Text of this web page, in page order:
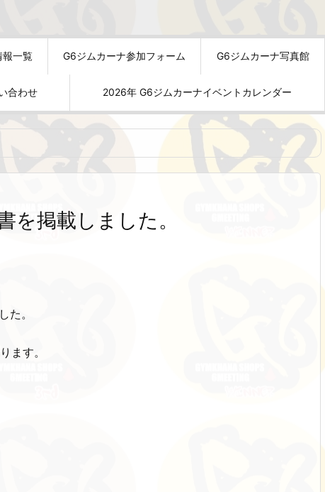
報一覧 G6ジムカーナ参加フォーム G6ジムカーナ写真館
合わせ 2026年 G6ジムカーナイベントカレンダー
を掲載しました。
た。
ます。